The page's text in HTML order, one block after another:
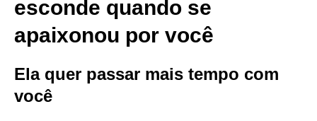
esconde quando se
apaixonou por você
Ela quer passar mais tempo com
você